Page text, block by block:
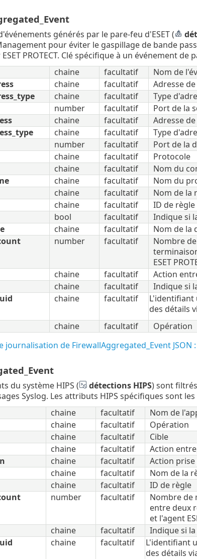
générés par le pare-feu d'ESET (
pour éviter le gaspillage de bande
PROTECT. Clé spécifique à un événement de
chaine facultatif
Nom de
chaine facultatif
Adresse
chaine facultatif
Type
number facultatif
Port de la
chaine facultatif
Adresse
chaine facultatif
Type
number facultatif
Port de la
chaine facultatif
Protocole
chaine facultatif
Nom du
chaine facultatif
Nom du
chaine facultatif
Nom de la
chaine facultatif
ID de règle
bool facultatif
Indique si
chaine facultatif
Nom de la
number facultatif
Nombre
ESET
chaine facultatif
Action
chaine facultatif
Indique si
chaine facultatif
des détails
chaine facultatif
Opération
journalisation de FirewallAggregated_Event JSON :
du système HIPS ( détections HIPS) sont
Syslog. Les attributs HIPS spécifiques sont les
chaine facultatif
Nom de
chaine facultatif
Opération
chaine facultatif
Cible
chaine facultatif
Action
chaine facultatif
Action
chaine facultatif
Nom de la
chaine facultatif
ID de règle
number facultatif
Nombre de
entre deux
et l'agent
chaine facultatif
Indique si
chaine facultatif
L'identifiant
des détails